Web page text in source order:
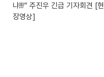
냐!!!” 주진우 긴급 기자회견 [현
장영상]